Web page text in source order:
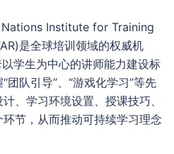
Institute for Training
是全球培训领域的权威机
学生为中心的讲师能力建设标
团队引导”、“游戏化学习”等先
、学习环境设置、授课技巧、
节，从而推动可持续学习理念